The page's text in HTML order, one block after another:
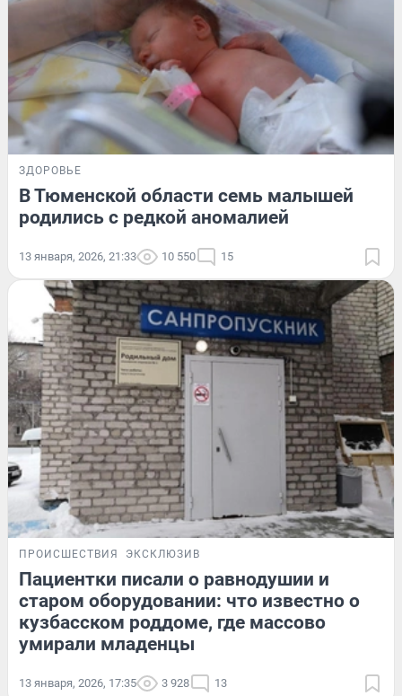
ЗДОРОВЬЕ
В Тюменской области семь малышей
родились с редкой аномалией
13 января, 2026, 21:33 10 550 15
ПРОИСШЕСТВИЯ ЭКСКЛЮЗИВ
Пациентки писали о равнодушии и
старом оборудовании: что известно о
кузбасском роддоме, где массово
умирали младенцы
13 января, 2026, 17:35 3 928 13